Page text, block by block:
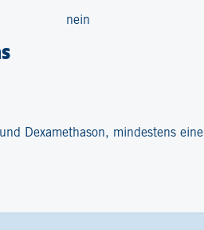
nein
Dexamethason, mindestens eine